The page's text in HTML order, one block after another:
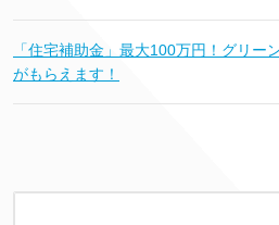
「住宅補助金」最大100万円！グリー
がもらえます！